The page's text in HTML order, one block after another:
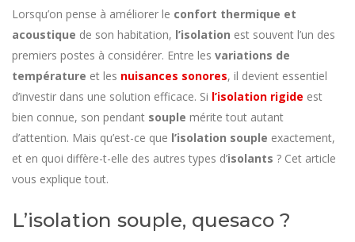
Lorsqu’on pense à améliorer le confort thermique et
acoustique de son habitation, l’isolation est souvent l’un des
premiers postes à considérer. Entre les variations de
température et les nuisances sonores, il devient essentiel
d’investir dans une solution efficace. Si l’isolation rigide est
bien connue, son pendant souple mérite tout autant
d’attention. Mais qu’est-ce que l’isolation souple exactement,
et en quoi diffère-t-elle des autres types d’isolants ? Cet article
vous explique tout.
L’isolation souple, quesaco ?